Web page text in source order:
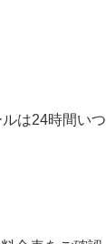
は24時間いつ